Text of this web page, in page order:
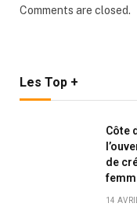
Comments are closed.
Les Top +
Côte
de
14